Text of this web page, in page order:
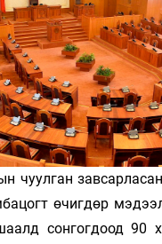
чуулган
өчигдөр
сонгогдоод 90